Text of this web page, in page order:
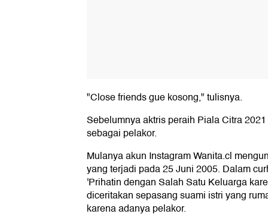
"Close friends gue kosong," tulisnya.
Sebelumnya aktris peraih Piala Citra
sebagai pelakor.
Mulanya akun Instagram Wanita.cl
yang terjadi pada 25 Juni 2005. Dalam
'Prihatin dengan Salah Satu Keluarga
diceritakan sepasang suami istri yang
karena adanya pelakor.